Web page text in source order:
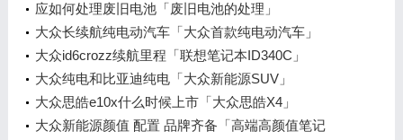
应如何处理废旧电池「废旧电池的处理」
大众长续航纯电动汽车「大众首款纯电动汽车」
大众id6crozz续航里程「联想笔记本ID340C」
大众纯电和比亚迪纯电「大众新能源SUV」
大众思皓e10x什么时候上市「大众思皓X4」
大众新能源颜值 配置 品牌齐备「高端高颜值笔记